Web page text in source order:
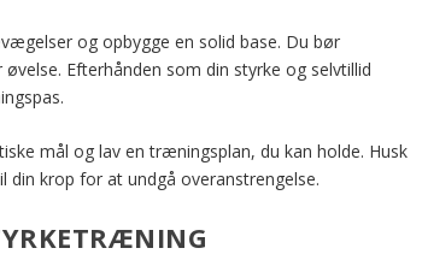
og opbygge en solid base. Du bør
Efterhånden som din styrke og selvtillid
mål og lav en træningsplan, du kan holde. Husk
krop for at undgå overanstrengelse.